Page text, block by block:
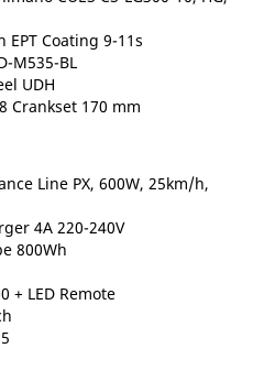
EPT Coating 9-11s
M535-BL
UDH
Crankset 170 mm
Line PX, 600W, 25km/h,
4A 220-240V
800Wh
+ LED Remote